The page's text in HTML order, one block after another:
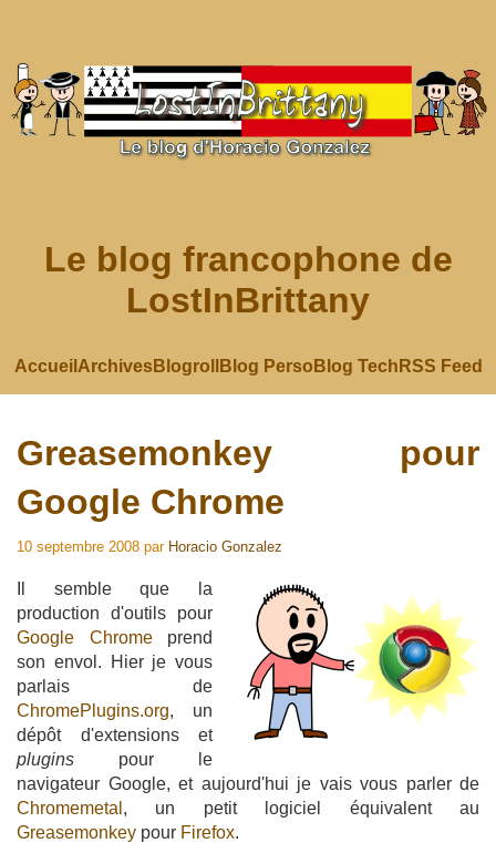
Le blog francophone de
LostInBrittany
Accueil ArchivesBlogroll Blog Perso Blog Tech RSS Feed
Greasemonkey pour
Google Chrome
10 septembre 2008 par Horacio Gonzalez
Il semble que la
production d'outils pour
Google Chromeprend
son envol. Hier je vous
parlais de
ChromePlugins.org, un
dépôt d'extensions et
plugins pour le
navigateur Google, et aujourd'hui je vais vous parler de
Chromemetal , un petit logiciel équivalent au
Greasemonkey pour Firefox.